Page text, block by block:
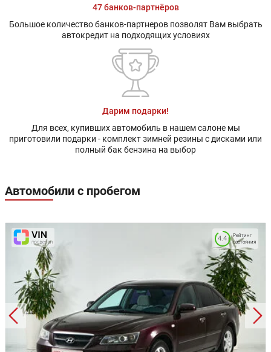
47 банков-партнёров
Большое количество банков-партнеров позволят Вам выбрать
автокредит на подходящих условиях
Дарим подарки!
Для всех, купивших автомобиль в нашем салоне мы
приготовили подарки - комплект зимней резины с дисками или
полный бак бензина на выбор
Автомобили с пробегом
Рейтинг
состояния
4.4